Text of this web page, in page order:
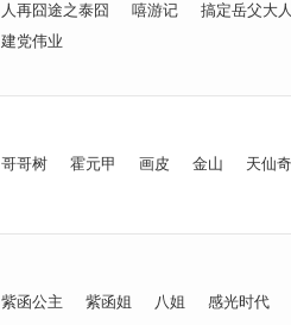
人再囧途之泰囧 嘻游记
搞定岳父大
建党伟业
哥哥树 霍元甲 画皮 金山 天仙
紫函公主 紫函姐 八姐 感光时代